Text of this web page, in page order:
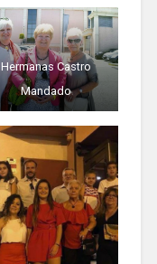
Hermanas Castro
Mandado